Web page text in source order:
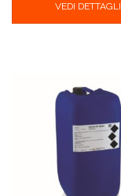
VEDI DETTAGLI